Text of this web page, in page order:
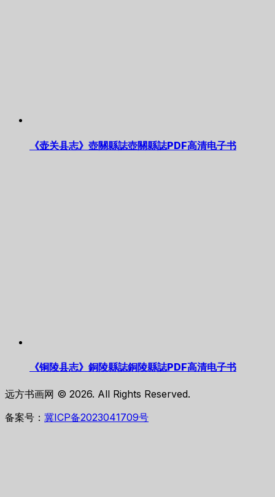
《壶关县志》壺關縣誌壺關縣誌PDF高清电子书
《铜陵县志》銅陵縣誌銅陵縣誌PDF高清电子书
远方书画网 © 2026. All Rights Reserved.
备案号： 冀ICP备2023041709号